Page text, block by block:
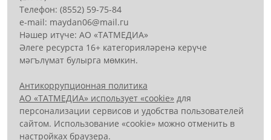
Телефон: (8552) 59-75-84
е-mail: mауdаn06@mail.гu
Нәшер итүче: АО «ТАТМЕДИА»
Әлеге ресурста 16+ категорияләренә керүче
мәгълүмат булырга мөмкин.
Антикоррупционная политика
АО «ТАТМЕДИА» использует «cookie» для
персонализации сервисов и удобства пользователей
сайтом. Использование «cookie» можно отменить в
настройках браузера.